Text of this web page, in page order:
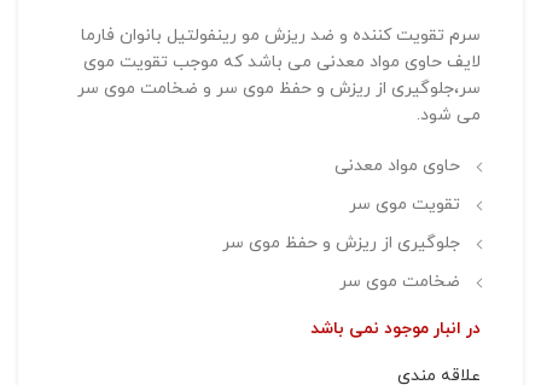
سرم تقویت کننده و ضد ریزش مو رینفولتیل بانوان فارما
لایف حاوی مواد معدنی می باشد که موجب تقویت موی
سر،جلوگیری از ریزش و حفظ موی سر و ضخامت موی سر
می شود.
حاوی مواد معدنی
تقویت موی سر
جلوگیری از ریزش و حفظ موی سر
ضخامت موی سر
در انبار موجود نمی باشد
علاقه مندی